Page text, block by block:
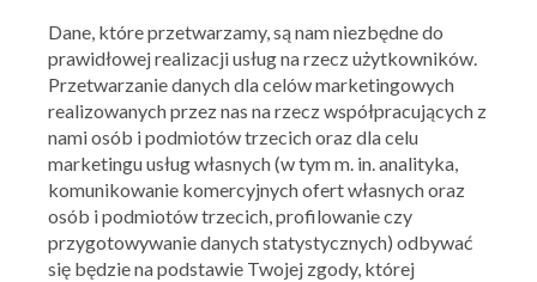
Dane, które przetwarzamy, są nam niezbędne do
prawidłowej realizacji usług na rzecz użytkowników.
Przetwarzanie danych dla celów marketingowych
realizowanych przez nas na rzecz współpracujących z
nami osób i podmiotów trzecich oraz dla celu
marketingu usług własnych (w tym m. in. analityka,
komunikowanie komercyjnych ofert własnych oraz
osób i podmiotów trzecich, profilowanie czy
przygotowywanie danych statystycznych) odbywać
się będzie na podstawie Twojej zgody, której